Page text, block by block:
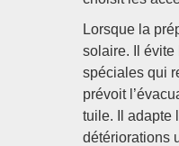
Lorsque la
solaire. Il évite
spéciales qui
prévoit
tuile. Il adapte
détériorations